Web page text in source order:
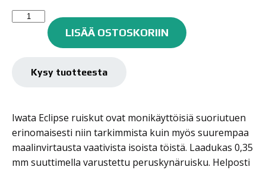
Iwata
kynäruisku
LISÄÄ OSTOSKORIIN
Kysy tuotteesta
Iwata Eclipse ruiskut ovat monikäyttöisiä suoriutuen
erinomaisesti niin tarkimmista kuin myös suurempaa
maalinvirtausta vaativista isoista töistä. Laadukas 0,35
mm suuttimella varustettu peruskynäruisku. Helposti